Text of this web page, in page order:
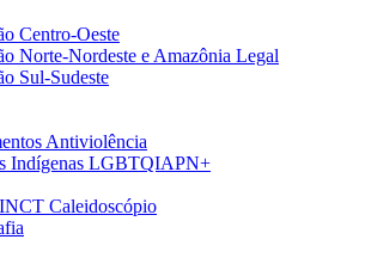
Centro-Oeste
Norte-Nordeste e Amazônia Legal
Sul-Sudeste
Antiviolência
Indígenas LGBTQIAPN+
Caleidoscópio